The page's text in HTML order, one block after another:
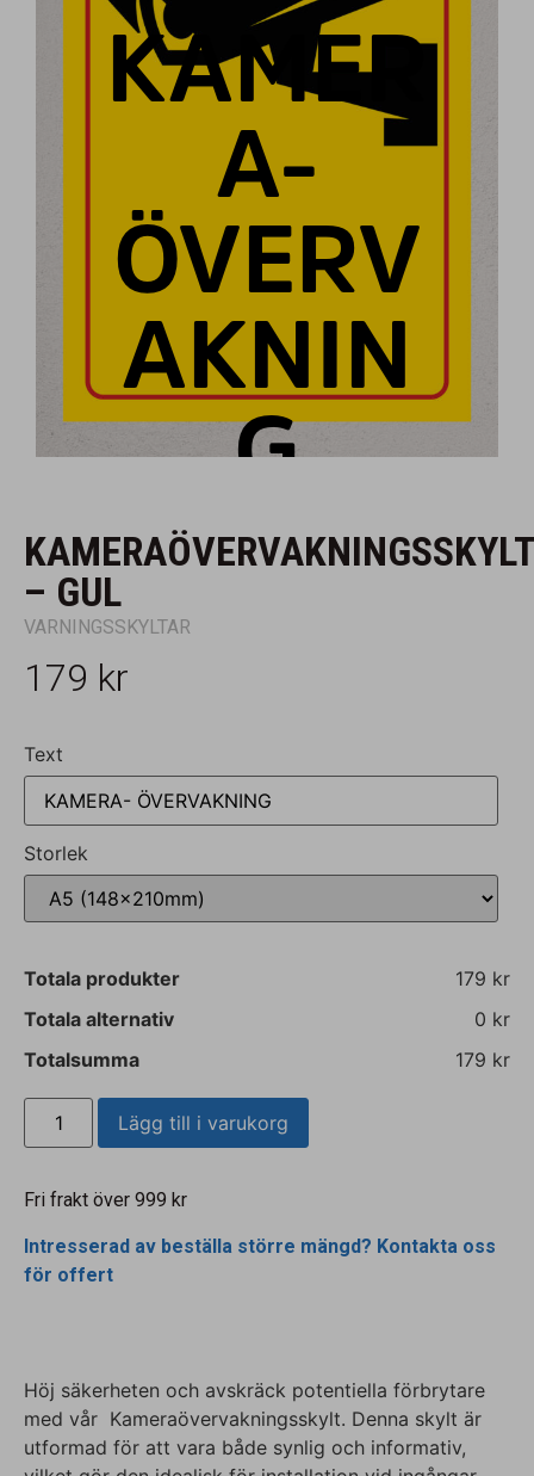
KAMERAÖVERVAKNINGSSKYLT
– GUL
VARNINGSSKYLTAR
179 kr
Text
Storlek
Totala produkter
179 kr
Totala alternativ
0 kr
Totalsumma
179 kr
Lägg till i varukorg
Fri frakt över 999 kr
Intresserad av beställa större mängd? Kontakta oss
för offert
Höj säkerheten och avskräck potentiella förbrytare
med vår Kameraövervakningsskylt. Denna skylt är
utformad för att vara både synlig och informativ,